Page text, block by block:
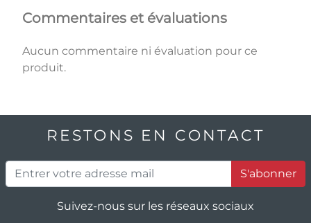
Commentaires et évaluations
Aucun commentaire ni évaluation pour ce
produit.
RESTONS EN CONTACT
S'abonner
Suivez-nous sur les réseaux sociaux